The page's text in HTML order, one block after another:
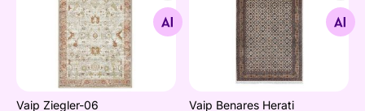
Otsi sarnaseid
Vaip Ziegler-06
Otsi sarnaseid
Vaip Benares Herati